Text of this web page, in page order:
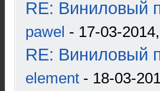
RE: Виниловый
pawel - 17-03-
RE: Виниловый
element - 18-03-